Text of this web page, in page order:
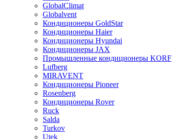
GlobalClimat
Globalvent
Кондиционеры GoldStar
Кондиционеры Haier
Кондиционеры Hyundai
Кондиционеры JAX
Промышленные кондиционеры KORF
Lufberg
MIRAVENT
Кондиционеры Pioneer
Rosenberg
Кондиционеры Rover
Ruck
Salda
Turkov
Utek